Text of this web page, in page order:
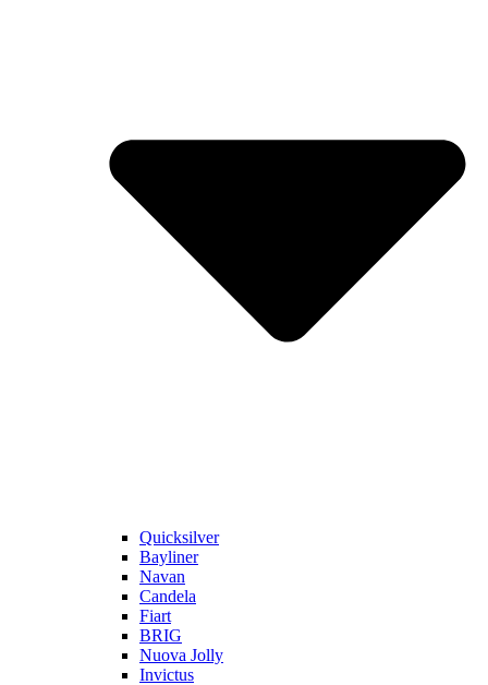
Quicksilver
Bayliner
Navan
Candela
Fiart
BRIG
Nuova Jolly
Invictus